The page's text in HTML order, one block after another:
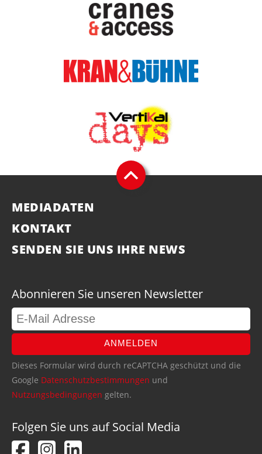
MEDIADATEN
KONTAKT
SENDEN SIE UNS IHRE NEWS
Abonnieren Sie unseren Newsletter
ANMELDEN
Dieses Formular wird durch reCAPTCHA geschützt und die
Google Datenschutzbestimmungen und
Nutzungsbedingungen gelten.
Folgen Sie uns auf Social Media